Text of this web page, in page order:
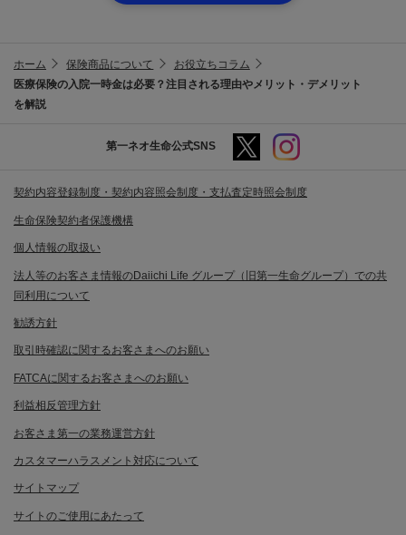
ホーム 保険商品について
お役立ちコラム
医療保険の入院一時金は必要？注目される理由やメリット・デメリット
を解説
第一ネオ生命公式SNS
契約内容登録制度・契約内容照会制度・支払査定時照会制度
生命保険契約者保護機構
個人情報の取扱い
法人等のお客さま情報のDaiichi Life グループ（旧第一生命グループ）での共
同利用について
勧誘方針
取引時確認に関するお客さまへのお願い
FATCAに関するお客さまへのお願い
利益相反管理方針
お客さま第一の業務運営方針
カスタマーハラスメント対応について
サイトマップ
サイトのご使用にあたって